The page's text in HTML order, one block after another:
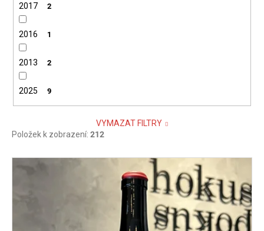
2017 2
2016 1
2013 2
2025 9
VYMAZAT FILTRY
Položek k zobrazení: 212